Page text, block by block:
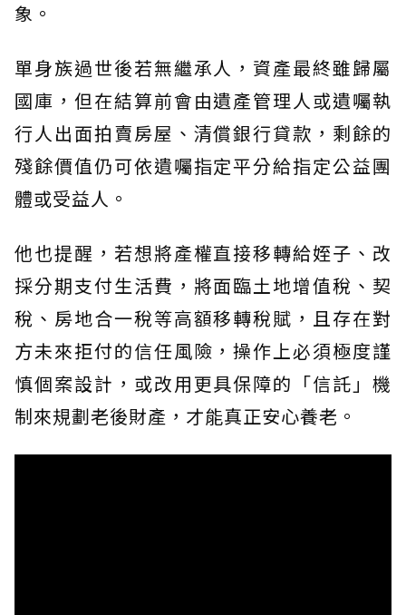
象。
單身族過世後若無繼承人，資產最終雖歸屬
國庫，但在結算前會由遺產管理人或遺囑執
行人出面拍賣房屋、清償銀行貸款，剩餘的
殘餘價值仍可依遺囑指定平分給指定公益團
體或受益人。
他也提醒，若想將產權直接移轉給姪子、改
採分期支付生活費，將面臨土地增值稅、契
稅、房地合一稅等高額移轉稅賦，且存在對
方未來拒付的信任風險，操作上必須極度謹
慎個案設計，或改用更具保障的「信託」機
制來規劃老後財產，才能真正安心養老。